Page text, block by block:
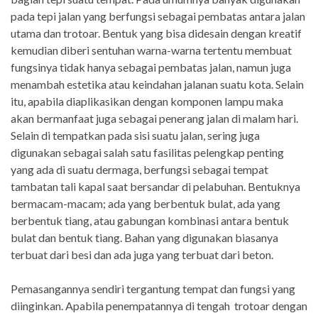
pada tepi jalan yang berfungsi sebagai pembatas antara jalan
utama dan trotoar. Bentuk yang bisa didesain dengan kreatif
kemudian diberi sentuhan warna-warna tertentu membuat
fungsinya tidak hanya sebagai pembatas jalan, namun juga
menambah estetika atau keindahan jalanan suatu kota. Selain
itu, apabila diaplikasikan dengan komponen lampu maka
akan bermanfaat juga sebagai penerang jalan di malam hari.
Selain di tempatkan pada sisi suatu jalan, sering juga
digunakan sebagai salah satu fasilitas pelengkap penting
yang ada di suatu dermaga, berfungsi sebagai tempat
tambatan tali kapal saat bersandar di pelabuhan. Bentuknya
bermacam-macam; ada yang berbentuk bulat, ada yang
berbentuk tiang, atau gabungan kombinasi antara bentuk
bulat dan bentuk tiang. Bahan yang digunakan biasanya
terbuat dari besi dan ada juga yang terbuat dari beton.
Pemasangannya sendiri tergantung tempat dan fungsi yang
diinginkan. Apabila penempatannya di tengah trotoar dengan